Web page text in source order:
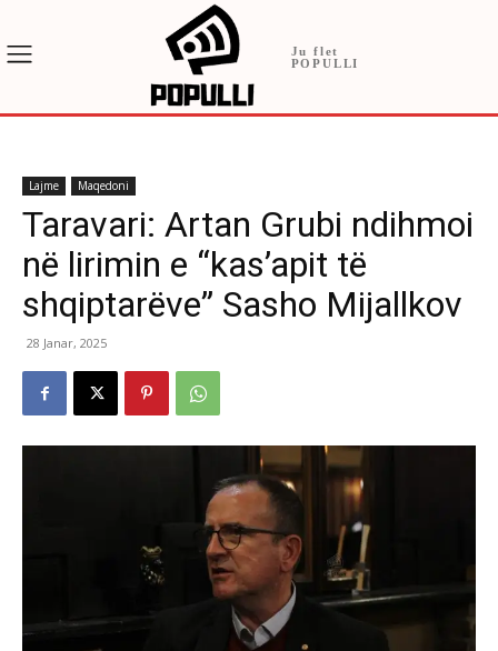
Ju flet
POPULLI
Lajme Maqedoni
Taravari: Artan Grubi ndihmoi
në lirimin e “kas’apit të
shqiptarëve” Sasho Mijallkov
28 Janar, 2025